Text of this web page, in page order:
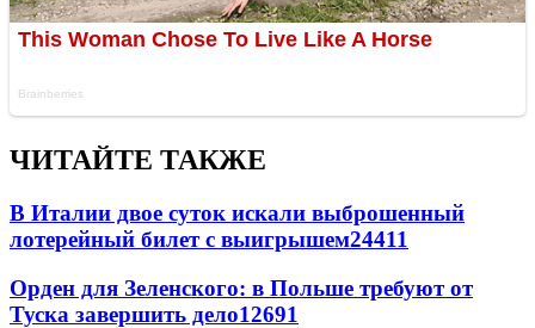
ЧИТАЙТЕ ТАКЖЕ
В Италии двое суток искали выброшенный
лотерейный билет с выигрышем24411
Орден для Зеленского: в Польше требуют от
Туска завершить дело12691